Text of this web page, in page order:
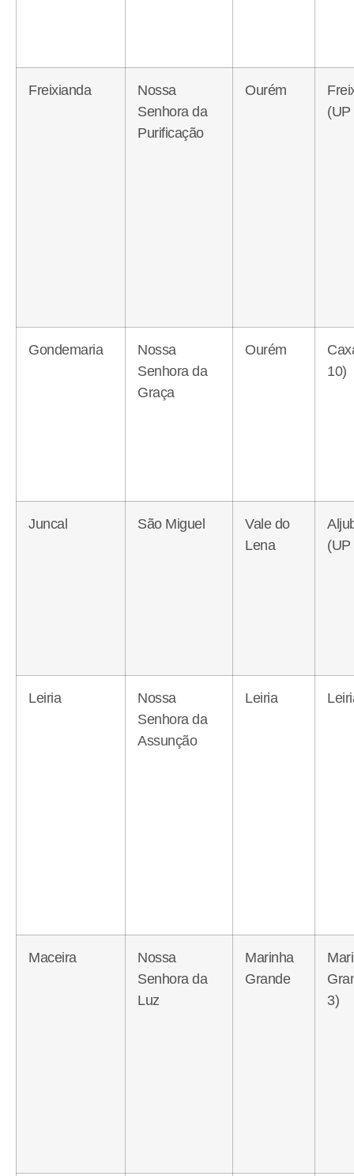
Freixianda
Nossa
Senhora da
Purificação
Ourém
(UP
Gondemaria
Nossa
Senhora da
Graça
Ourém
10)
Juncal São Miguel
Vale do
Lena
(UP
Leiria
Nossa
Senhora da
Assunção
Leiria
Maceira
Nossa
Senhora da
Luz
Marinha
Grande
3)